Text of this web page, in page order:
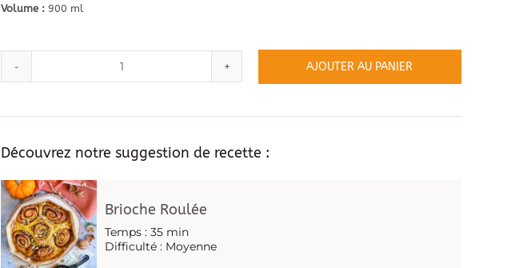
Volume : 900 ml
Barquette
180
AJOUTER AU PANIER
Découvrez notre suggestion de recette :
Brioche Roulée
Temps : 35 min
Difficulté : Moyenne